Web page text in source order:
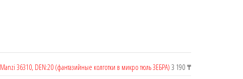
Manzi 36310, DEN:20 (фантазийные колготки в микро тюль ЗЕБРА) 3 190 ₸